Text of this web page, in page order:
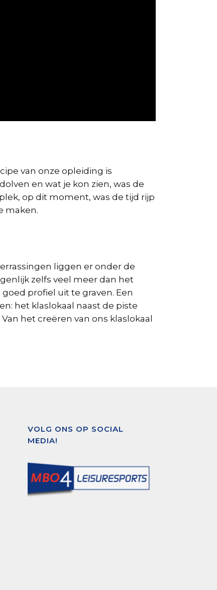
van onze opleiding is
en wat je kon zien, was de
op dit moment, was de tijd rijp
maken.
liggen er onder de
zelfs veel meer dan het
profiel uit te graven. Een
het klaslokaal naast de piste
het creëren van ons klaslokaal
VOLG ONS OP SOCIAL
MEDIA!